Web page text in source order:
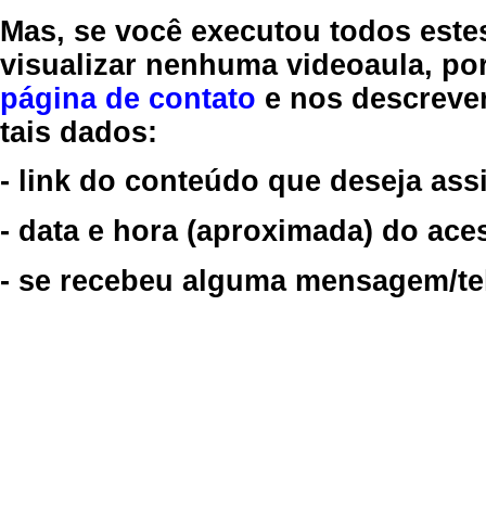
Mas, se você executou todos
visualizar nenhuma videoaula,
página de contato e nos
tais dados:
- link do conteúdo que deseja
- data e hora (aproximada) do
- se recebeu alguma mensagem/